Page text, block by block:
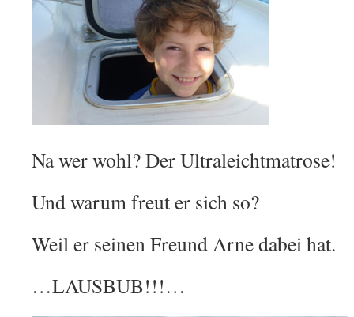
Na wer wohl? Der Ultraleichtmatrose!
Und warum freut er sich so?
Weil er seinen Freund Arne dabei hat.
…LAUSBUB!!!…